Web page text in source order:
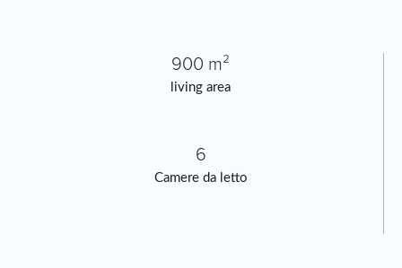
living area
900 m²
Camere da letto
6